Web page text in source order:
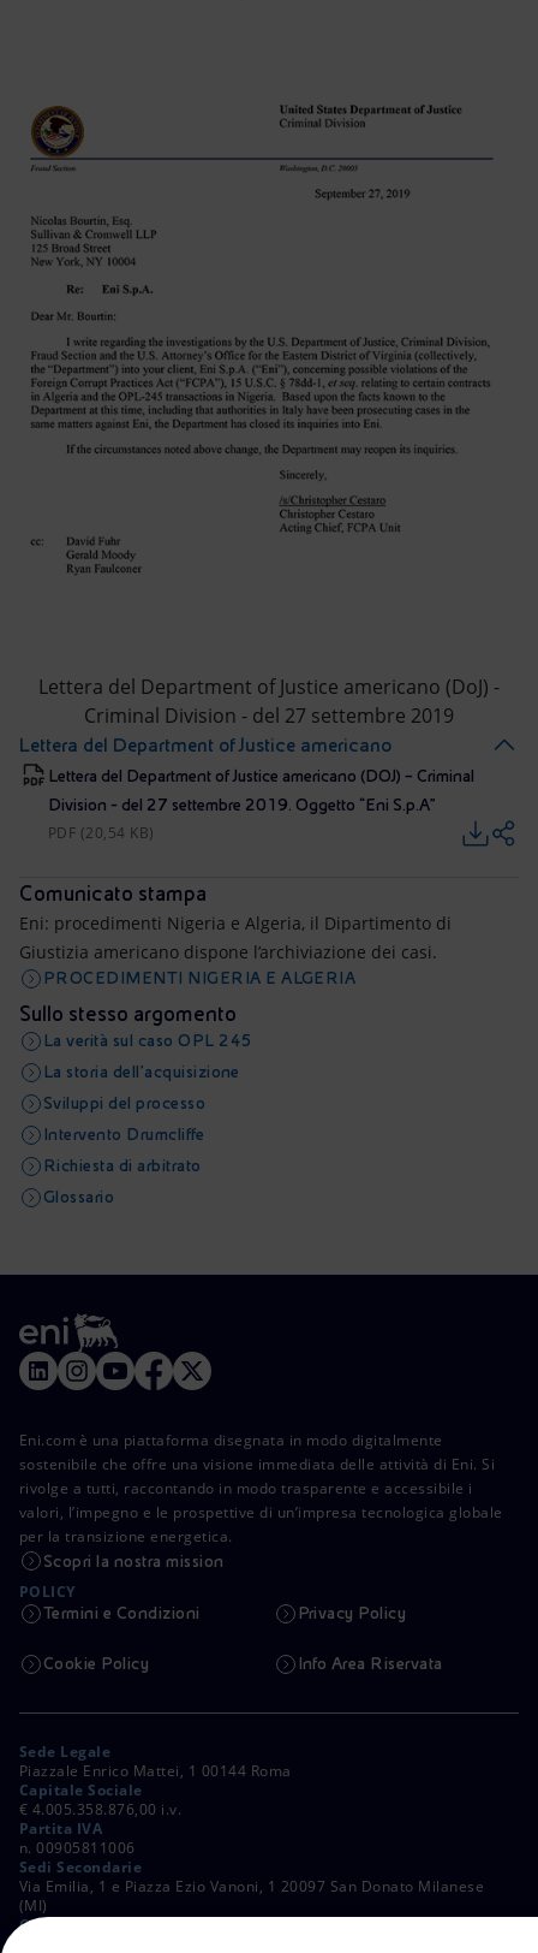
Lettera del Department of Justice americano (DoJ) -
Criminal Division - del 27 settembre 2019
Lettera del Department of Justice americano
Lettera del Department of Justice americano (DOJ) – Criminal
Division - del 27 settembre 2019. Oggetto “Eni S.p.A”
PDF (20,54 KB)
Comunicato stampa
Eni: procedimenti Nigeria e Algeria, il Dipartimento di
Giustizia americano dispone l’archiviazione dei casi.
PROCEDIMENTI NIGERIA E ALGERIA
Sullo stesso argomento
La verità sul caso OPL 245
La storia dell’acquisizione
Sviluppi del processo
Intervento Drumcliffe
Richiesta di arbitrato
Glossario
Eni.com è una piattaforma disegnata in modo digitalmente
sostenibile che offre una visione immediata delle attività di Eni. Si
rivolge a tutti, raccontando in modo trasparente e accessibile i
valori, l’impegno e le prospettive di un’impresa tecnologica globale
per la transizione energetica.
Scopri la nostra mission
POLICY
Termini e Condizioni Privacy Policy
Cookie Policy Info Area Riservata
Sede Legale
Piazzale Enrico Mattei, 1 00144 Roma
Capitale Sociale
€ 4.005.358.876,00 i.v.
Partita IVA
n. 00905811006
Sedi Secondarie
Via Emilia, 1 e Piazza Ezio Vanoni, 1 20097 San Donato Milanese
(MI)
C. Fiscale e Registro Imprese di Roma